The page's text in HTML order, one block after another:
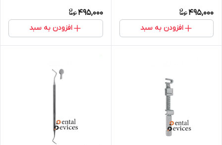
495,000
افزودن به سبد
495,000
افزودن به سبد